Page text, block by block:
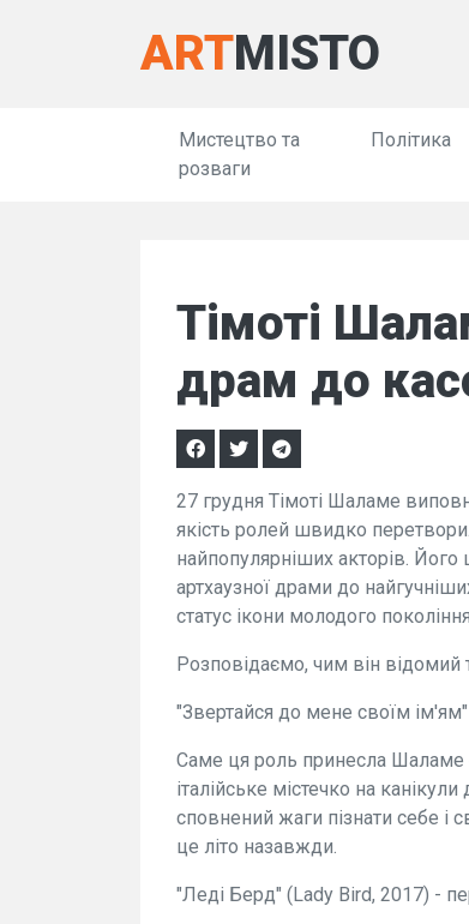
ARTMISTO
Мистецтво та
розваги
Політика
Тімоті
драм до
27 грудня Тімоті Шаламе
якість ролей швидко
найпопулярніших акторів. Його
артхаузної драми до
статус ікони молодого
Розповідаємо, чим він відомий
"Звертайся до мене своїм ім'ям"
Саме ця роль принесла Шаламе
італійське містечко на
сповнений жаги пізнати себе і
це літо назавжди.
"Леді Берд" (Lady Bird, 2017) -